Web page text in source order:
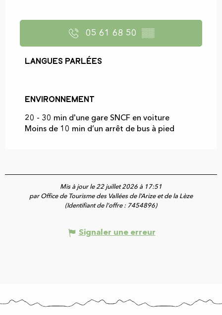
05 61 68 50 ▒▒
Langues parlées
Langues parlées
Environnement
Environnement
20 - 30 min d'une gare SNCF en voiture
Moins de 10 min d’un arrêt de bus à pied
Mis à jour le 22 juillet 2026 à 17:51
par Office de Tourisme des Vallées de l’Arize et de la Lèze
(Identifiant de l'offre : 7454896)
Signaler une erreur